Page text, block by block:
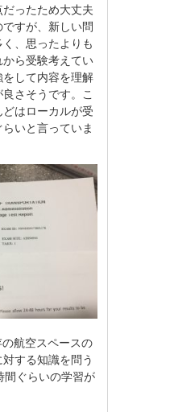
ったため大丈夫
すが、新しい問
、思ったよりも
ら受験考えてい
して内容を理解
さそうです。こ
はローカルが受
いと言っていま
航空スペースの
する知識を問う
間ぐらいの学習が